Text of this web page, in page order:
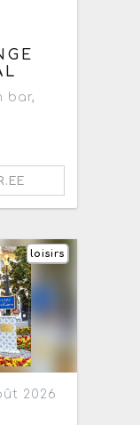
bar,
loisirs
2026